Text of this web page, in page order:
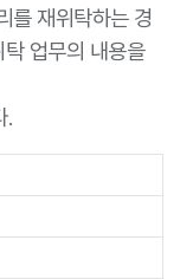
리, 명의도용 방지 문
인 정보 인증
월일, 외국인등록번
해지 또는 제공 계약
점까지 이용하며, 이
기. 단, 다른 법령에
련 법령에 따라 보관.
, 상품소개, 고객커
개인정보 수집/활용
대행 및 기타 고객혜
팅활동 및 고객관리
를 재위탁하는 경
업무의 내용을
.